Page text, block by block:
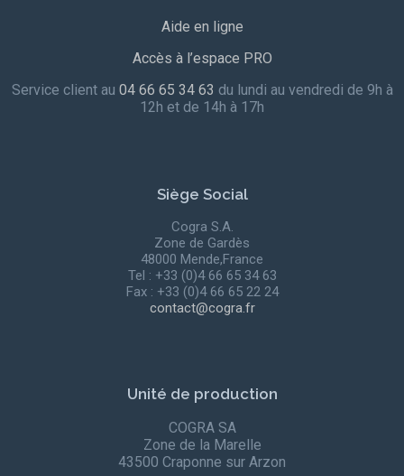
Aide en ligne
Accès à l’espace PRO
Service client au 04 66 65 34 63 du lundi au vendredi de 9h à
12h et de 14h à 17h
Siège Social
Cogra S.A.
Zone de Gardès
48000 Mende,France
Tel : +33 (0)4 66 65 34 63
Fax : +33 (0)4 66 65 22 24
contact@cogra.fr
Unité de production
COGRA SA
Zone de la Marelle
43500 Craponne sur Arzon